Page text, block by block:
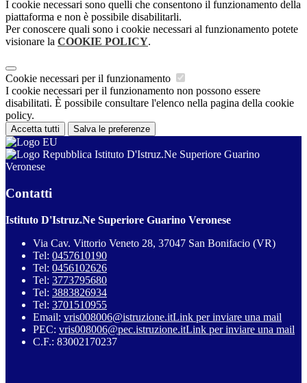
I cookie necessari sono quelli che consentono il funzionamento della
piattaforma e non è possibile disabilitarli.
Per conoscere quali sono i cookie necessari al funzionamento potete
visionare la COOKIE POLICY.
Cookie necessari per il funzionamento
I cookie necessari per il funzionamento non possono essere
disabilitati. È possibile consultare l'elenco nella pagina della cookie
policy.
Accetta tutti Salva le preferenze
Istituto D'Istruz.Ne Superiore Guarino
Veronese
Contatti
Istituto D'Istruz.Ne Superiore Guarino Veronese
Via Cav. Vittorio Veneto 28, 37047 San Bonifacio (VR)
Tel: 0457610190
Tel: 0456102626
Tel: 3773795680
Tel: 3883826934
Tel: 3701510955
Email: vris008006@istruzione.itLink per inviare una mail
PEC: vris008006@pec.istruzione.itLink per inviare una mail
C.F.: 83002170237